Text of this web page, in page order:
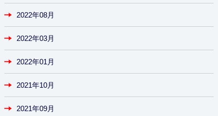
2022年08月
2022年03月
2022年01月
2021年10月
2021年09月